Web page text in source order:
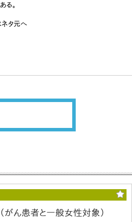
る。
ネタ元へ
がん患者と一般女性対象）